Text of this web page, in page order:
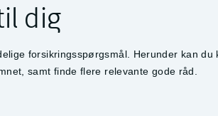
dig
forsikringsspørgsmål. Herunder kan du
samt finde flere relevante gode råd.